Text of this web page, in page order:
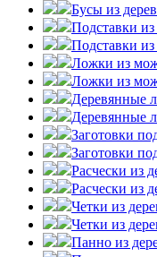
Бусы из
Подставки
Подставки
Ложки из
Ложки из
Деревянные
Деревянные
Заготовки
Заготовки
Расчески из
Расчески из
Четки из
Четки из
Панно из